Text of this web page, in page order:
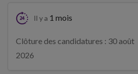
Il y a 1 mois
Clôture des candidatures : 30 août
2026